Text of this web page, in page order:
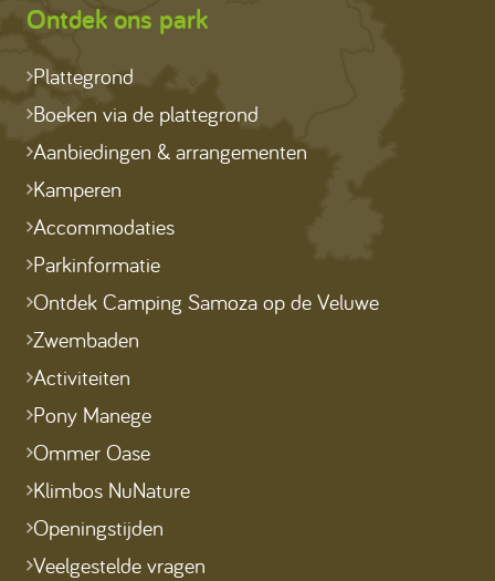
Ontdek ons park
Plattegrond
Boeken via de plattegrond
Aanbiedingen & arrangementen
Kamperen
Accommodaties
Parkinformatie
Ontdek Camping Samoza op de Veluwe
Zwembaden
Activiteiten
Pony Manege
Ommer Oase
Klimbos NuNature
Openingstijden
Veelgestelde vragen